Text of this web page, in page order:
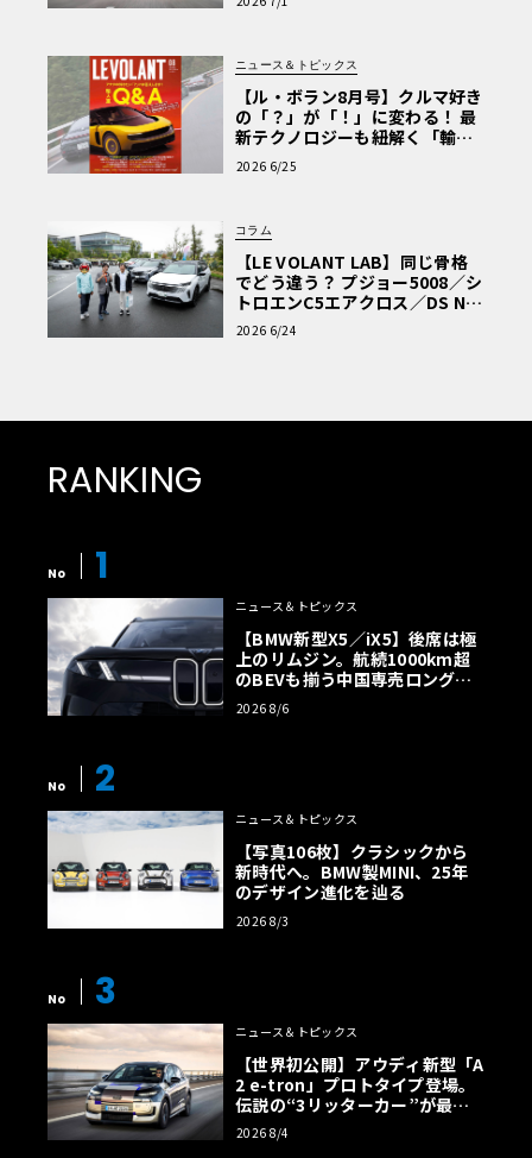
ニュース＆トピックス
【ル・ボラン8月号】クルマ好き
の「？」が「！」に変わる！ 最
新テクノロジーも紐解く「輸入
車Q&A」
2026 6/25
コラム
【LE VOLANT LAB】同じ骨格
でどう違う？ プジョー5008／シ
トロエンC5エアクロス／DS Nº4
読者一気乗りレポート
2026 6/24
RANKING
No 1
ニュース＆トピックス
【BMW新型X5／iX5】後席は極
上のリムジン。航続1000km超
のBEVも揃う中国専売ロング仕
様の全貌
2026 8/6
No 2
ニュース＆トピックス
【写真106枚】クラシックから
新時代へ。BMW製MINI、25年
のデザイン進化を辿る
2026 8/3
No 3
ニュース＆トピックス
【世界初公開】アウディ新型「A
2 e-tron」プロトタイプ登場。
伝説の“3リッターカー”が最高
効率エントリーBEVとして復活
【画像38枚】
2026 8/4